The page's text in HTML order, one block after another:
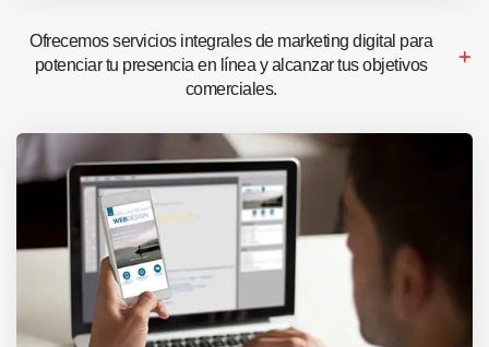
Ofrecemos servicios integrales de marketing digital para
potenciar tu presencia en línea y alcanzar tus objetivos
comerciales.